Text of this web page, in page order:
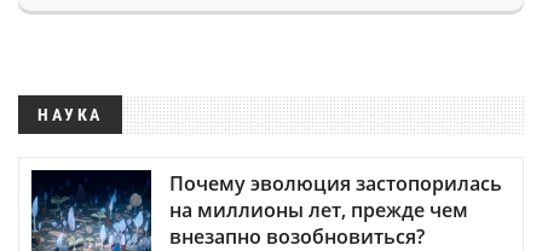
НАУКА
Почему эволюция застопорилась
на миллионы лет, прежде чем
внезапно возобновиться?